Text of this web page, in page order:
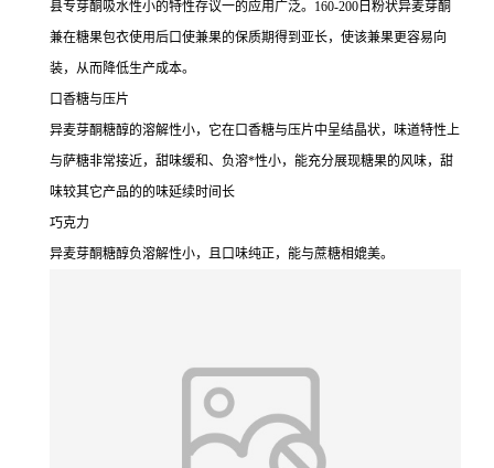
县专芽酮吸水性小的特性存议一的应用广泛。160-200日粉状异麦芽酮
兼在糖果包衣使用后口使兼果的保质期得到亚长，使该兼果更容易向
装，从而降低生产成本。
口香糖与压片
异麦芽酮糖醇的溶解性小，它在口香糖与压片中呈结晶状，味道特性上
与萨糖非常接近，甜味缓和、负溶*性小，能充分展现糖果的风味，甜
味较其它产品的的味延续时间长
巧克力
异麦芽酮糖醇负溶解性小，且口味纯正，能与蔗糖相媲美。